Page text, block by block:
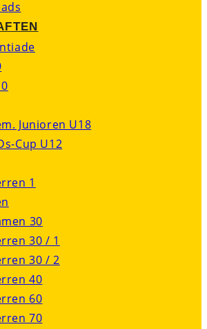
Junioren U18
Cup U12
1
30
30 / 1
30 / 2
40
60
70